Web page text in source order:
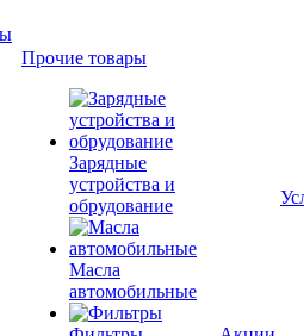
Прочие товары
Зарядные
устройства и
обрудование
Масла
автомобильные